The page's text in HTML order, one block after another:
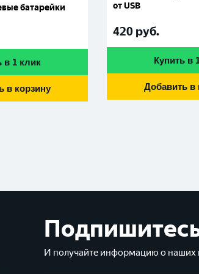
батарейки
в 1 клик
в корзину
от USB
420 руб.
Купить в
Добавить в
И получайте информацию о наших